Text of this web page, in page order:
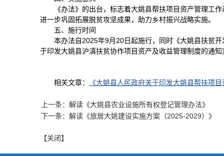
《办法》的出台，标志着大姚县帮扶项目资产管理工
进一步巩固拓展脱贫攻坚成果，助力乡村振兴战略实施。
五、施行时间
本办法自2025年9月20日起施行，同时《大姚县扶贫
于印发大姚县沪滇扶贫协作项目资产及收益管理制度的通
相关文章： 《大姚县人民政府关于印发大姚县帮扶项
上一条：解读《大姚县农业设施所有权登记管理办法》
下一条：解读《旅居大姚建设实施方案（2025-2029）》
【关闭】